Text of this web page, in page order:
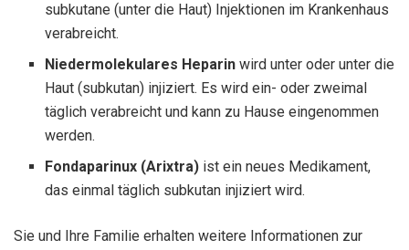
subkutane (unter die Haut) Injektionen im Krankenhaus
verabreicht.
Niedermolekulares Heparinwird unter oder unter die
Haut (subkutan) injiziert. Es wird ein- oder zweimal
täglich verabreicht und kann zu Hause eingenommen
werden.
Fondaparinux (Arixtra) ist ein neues Medikament,
das einmal täglich subkutan injiziert wird.
Sie und Ihre Familie erhalten weitere Informationen zur